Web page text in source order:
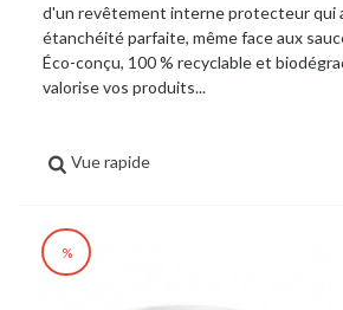
d'un revêtement interne protecteur qui
étanchéité parfaite, même face aux
Éco-conçu, 100 % recyclable et
valorise vos produits...
Vue rapide
%